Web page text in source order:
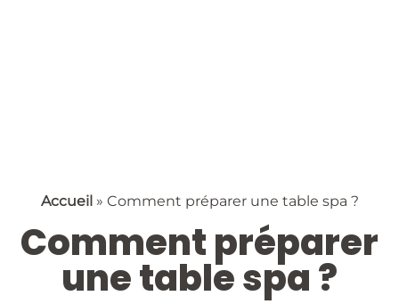
Accueil» Comment préparer une table spa ?
Comment préparer
une table spa ?